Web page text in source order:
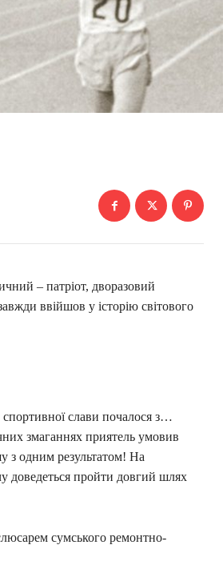
– патріот, дворазовий
ввійшов у історію світового
слави почалося з…
змаганнях приятель умовив
з одним результатом! На
доведеться пройти довгий шлях
сумського ремонтно-